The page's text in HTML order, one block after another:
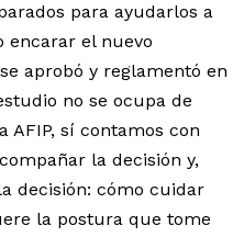
para ayudarlos a
encarar el nuevo
aprobó y reglamentó en
no se ocupa de
sí contamos con
la decisión y,
decisión: cómo cuidar
la postura que tome